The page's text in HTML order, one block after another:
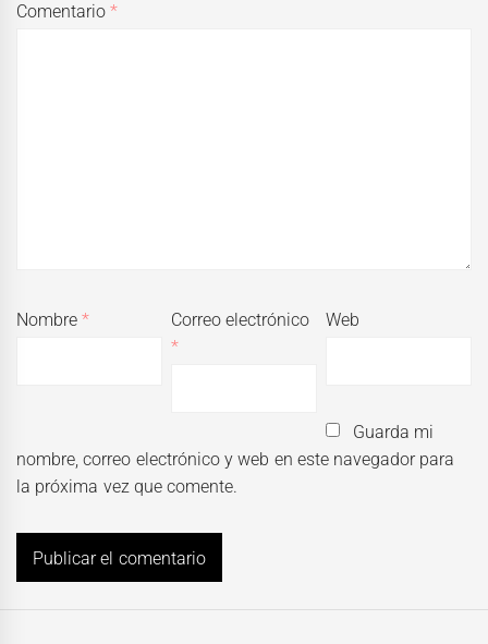
Comentario*
Nombre*
Correo electrónico
*
Web
Guarda mi
nombre, correo electrónico y web en este navegador para
la próxima vez que comente.